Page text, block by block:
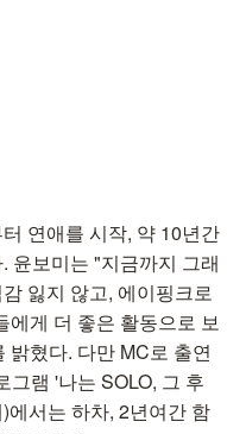
연애를 시작, 약 10년간
윤보미는 "지금까지 그래
잃지 않고, 에이핑크로
에게 더 좋은 활동으로 보
밝혔다. 다만 MC로 출연
그램 '나는 SOLO, 그 후
서는 하차, 2년여간 함